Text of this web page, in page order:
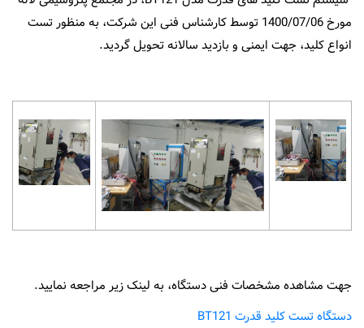
مورخ 1400/07/06 توسط کارشناس فنی این شرکت، به منظور تست
انواع کلید، جهت ایمنی و بازدید سالانه تحویل گردید.
جهت مشاهده مشخصات فنی دستگاه، به لینک زیر مراجعه نمایید.
دستگاه تست کلید قدرت BT121